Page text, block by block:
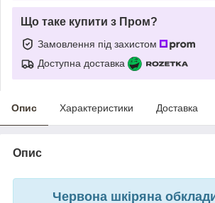
Що таке купити з Пром?
Замовлення під захистом
Доступна доставка
Опис Характеристики Доставка
Опис
Червона шкіряна